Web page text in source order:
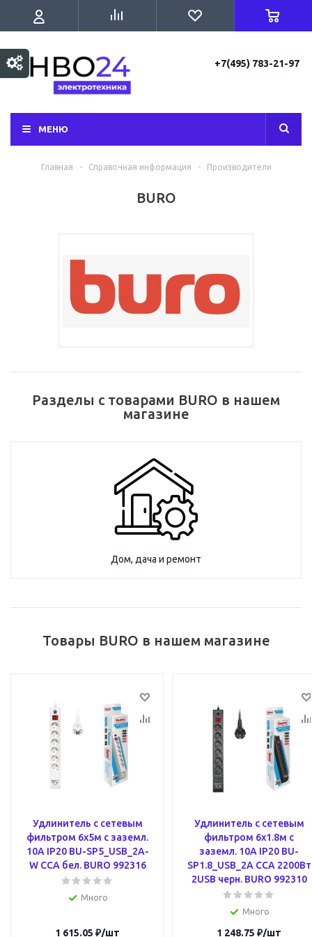
+7(495) 783-21-97
МЕНЮ
Главная - Справочная информация - Производители
BURO
Разделы с товарами BURO в нашем
магазине
Дом, дача и ремонт
Товары BURO в нашем магазине
Удлинитель с сетевым
фильтром 6х5м с заземл.
10А IP20 BU-SP5_USB_2A-
W CCA бел. BURO 992316
Много
1 615.05 ₽/шт
Удлинитель с сетевым
фильтром 6х1.8м с
заземл. 10А IP20 BU-
SP1.8_USB_2A CCA 2200Вт
2USB черн. BURO 992310
Много
1 248.75 ₽/шт